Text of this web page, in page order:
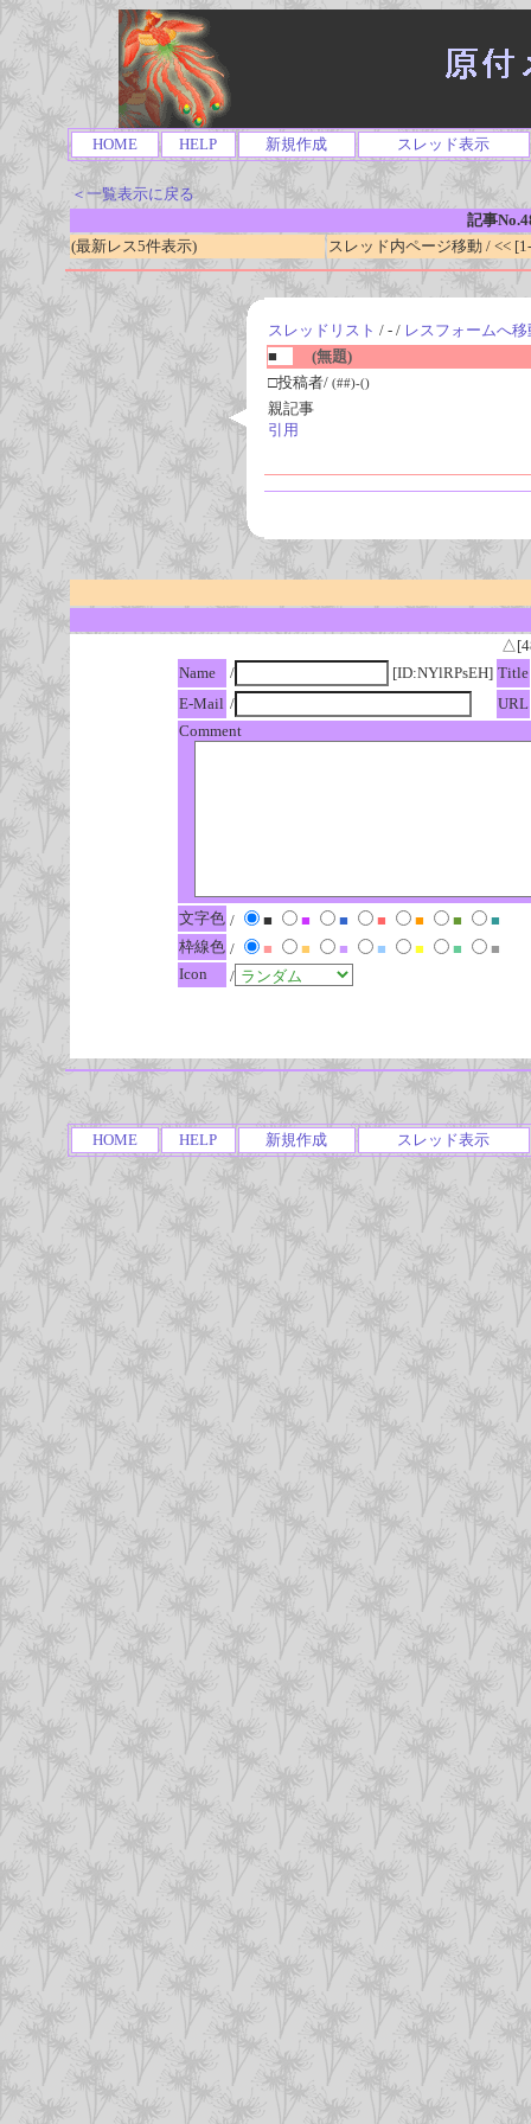
HOME HELP 新規作成 スレッド表示
＜一覧表示に戻る
記事
(最新レス5件表示)
スレッド内ページ移動 / <<
スレッドリスト / - / レスフォームへ移
■
(無題)
□投稿者/ (##)-()
親記事
引用
Name
/ [ID:NYlRPsEH] Title
E-Mail /
URL
Comment
文字色 / ■ ■ ■ ■ ■ ■
■
枠線色 / ■ ■ ■ ■ ■ ■
■
Icon
/
HOME HELP 新規作成 スレッド表示